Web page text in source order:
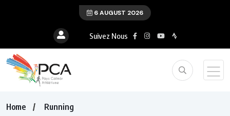
6 AUGUST 2026
Suivez Nous
Home
Running